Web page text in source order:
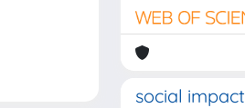
social impact